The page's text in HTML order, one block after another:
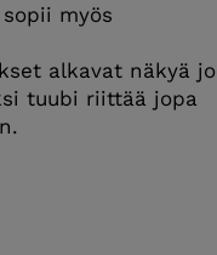
myös
alkavat näkyä jo
tuubi riittää jopa